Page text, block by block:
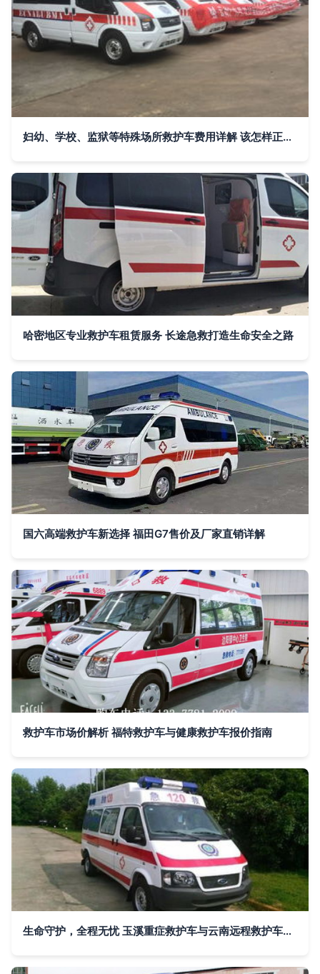
妇幼、学校、监狱等特殊场所救护车费用详解 该怎样正确叫救护车？
哈密地区专业救护车租赁服务 长途急救打造生命安全之路
国六高端救护车新选择 福田G7售价及厂家直销详解
救护车市场价解析 福特救护车与健康救护车报价指南
生命守护，全程无忧 玉溪重症救护车与云南远程救护车出租服务